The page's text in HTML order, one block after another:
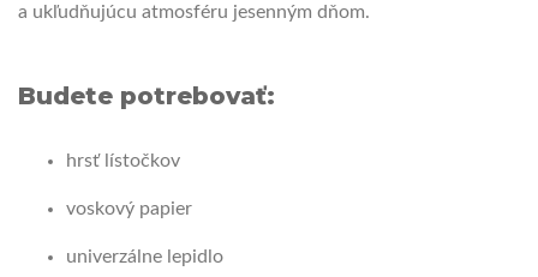
a ukľudňujúcu atmosféru jesenným dňom.
Budete potrebovať:
hrsť lístočkov
voskový papier
univerzálne lepidlo